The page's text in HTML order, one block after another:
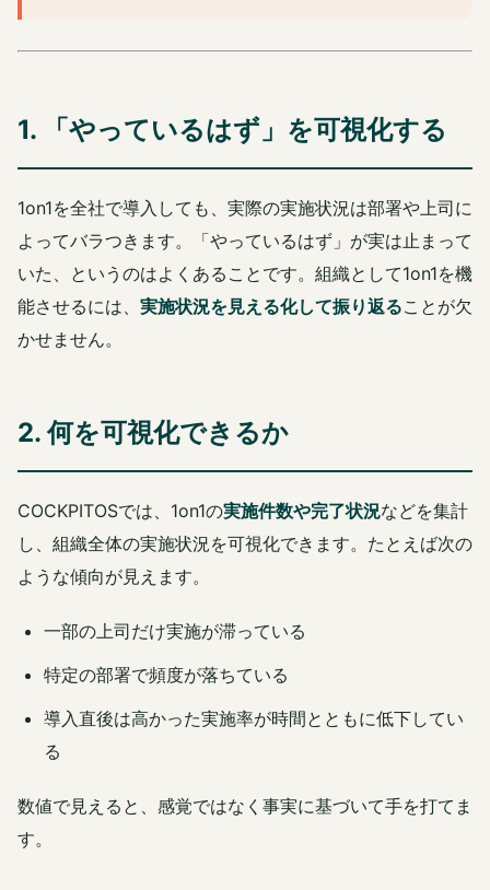
1. 「やっているはず」を可視化する
1on1を全社で導入しても、実際の実施状況は部署や上司に
よってバラつきます。「やっているはず」が実は止まって
いた、というのはよくあることです。組織として1on1を機
能させるには、 実施状況を見える化して振り返ることが欠
かせません。
2. 何を可視化できるか
COCKPITOSでは、1on1の実施件数や完了状況などを集計
し、組織全体の実施状況を可視化できます。たとえば次の
ような傾向が見えます。
一部の上司だけ実施が滞っている
特定の部署で頻度が落ちている
導入直後は高かった実施率が時間とともに低下してい
る
数値で見えると、感覚ではなく事実に基づいて手を打てま
す。